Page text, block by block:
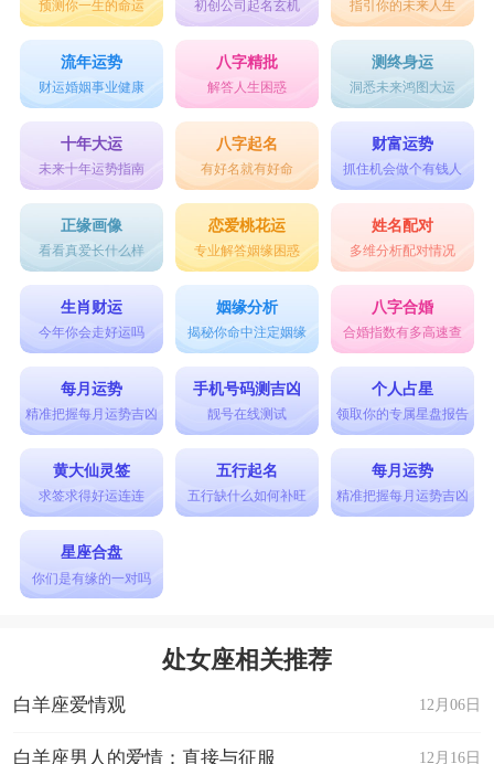
预测你一生的命运 初创公司起名玄机 指引你的未来人生
流年运势
财运婚姻事业健康
八字精批
解答人生困惑
测终身运
洞悉未来鸿图大运
十年大运
未来十年运势指南
八字起名
有好名就有好命
财富运势
抓住机会做个有钱人
正缘画像
看看真爱长什么样
恋爱桃花运
专业解答姻缘困惑
姓名配对
多维分析配对情况
生肖财运
今年你会走好运吗
姻缘分析
揭秘你命中注定姻缘
八字合婚
合婚指数有多高速查
每月运势
精准把握每月运势吉凶
手机号码测吉凶
靓号在线测试
个人占星
领取你的专属星盘报告
黄大仙灵签
求签求得好运连连
五行起名
五行缺什么如何补旺
每月运势
精准把握每月运势吉凶
星座合盘
你们是有缘的一对吗
处女座相关推荐
12月06日
白羊座爱情观
12月16日
白羊座男人的爱情：直接与征服